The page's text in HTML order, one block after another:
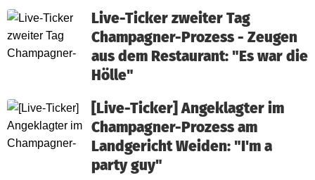
Live-Ticker zweiter Tag
Champagner-Prozess - Zeugen
aus dem Restaurant: "Es war die
Hölle"
[Live-Ticker] Angeklagter im
Champagner-Prozess am
Landgericht Weiden: "I'm a
party guy"